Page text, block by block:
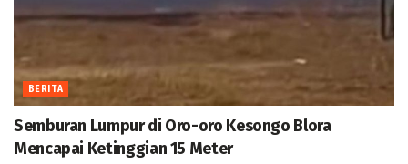
BERITA
Semburan Lumpur di Oro-oro Kesongo Blora
Mencapai Ketinggian 15 Meter